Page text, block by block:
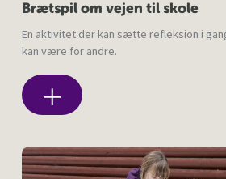
Brætspil om vejen til skole
En aktivitet der kan sætte refleksion i
kan være for andre.